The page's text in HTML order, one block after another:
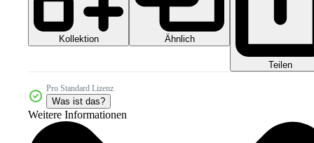
Kollektion Ähnlich
Teilen
Pro Standard Lizenz
Was ist das?
Weitere Informationen